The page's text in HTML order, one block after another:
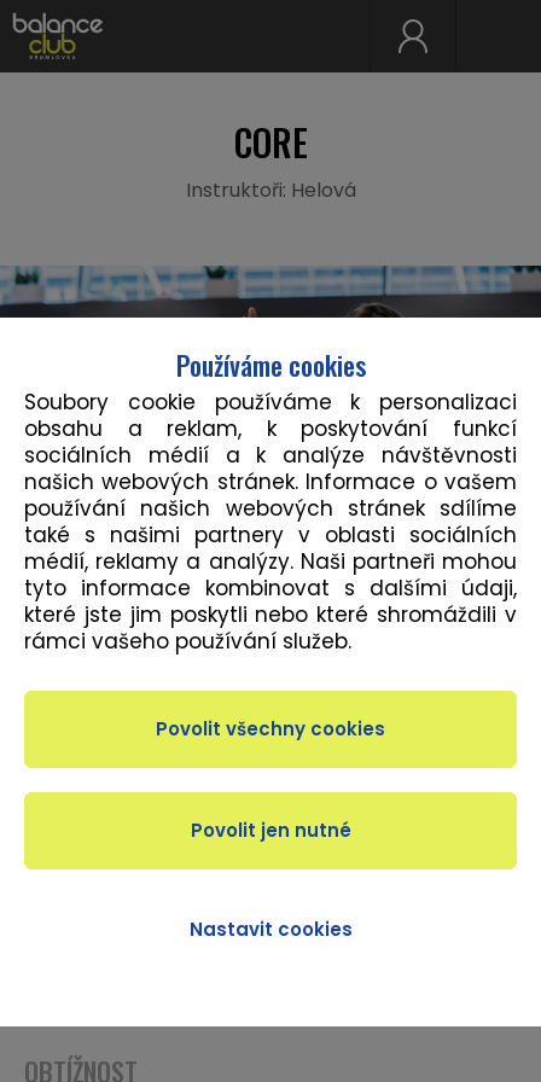
CORE
Instruktoři: Helová
POPIS
končetinám. Dochází k vědomé stabilizaci lopatek
leh). Lekce je vhodná pro začátečníky.
OBTÍŽNOST
Používáme cookies
Soubory cookie používáme k personalizaci
obsahu a reklam, k poskytování funkcí
sociálních médií a k analýze návštěvnosti
našich webových stránek. Informace o vašem
používání našich webových stránek sdílíme
také s našimi partnery v oblasti sociálních
médií, reklamy a analýzy. Naši partneři mohou
tyto informace kombinovat s dalšími údaji,
které jste jim poskytli nebo které shromáždili v
rámci vašeho používání služeb.
Nastavit cookies